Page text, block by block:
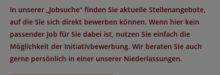
In unserer „Jobsuche“ finden Sie aktuelle Stellenangebote,
auf die Sie sich direkt bewerben können. Wenn hier kein
passender Job für Sie dabei ist, nutzen Sie einfach die
Möglichkeit der Initiativbewerbung. Wir beraten Sie auch
gerne persönlich in einer unserer Niederlassungen.